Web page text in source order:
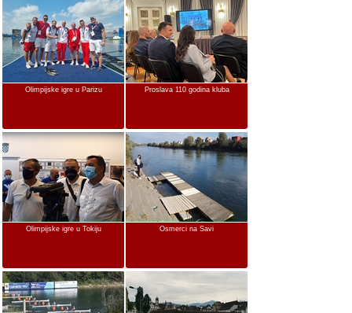
Olimpijske igre u Parizu Proslava 110 godina kluba
Olimpijske igre u Tokiju Osmerci na Savi